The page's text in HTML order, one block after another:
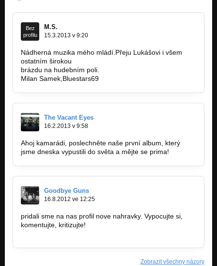
Bez
profilu
M.S.
15.3.2013 v 9:20
Nádherná muzika mého mládí.Přeju Lukášovi i všem
ostatním širokou
brázdu na hudebním poli.
Milan Samek,Bluestars69
The Vacant Eyes
16.2.2013 v 9:58
Ahoj kamarádi, poslechněte naše první album, který
jsme dneska vypustili do světa a mějte se prima!
Goodbye Guns
16.8.2012 ve 12:25
pridali sme na nas profil nove nahravky. Vypocujte si,
komentujte, kritizujte!
Zobrazit všechny názory